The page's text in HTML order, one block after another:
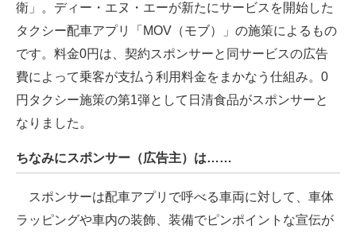
モノづくり技術者専門サイト
エレクトロニクス専門サイト
電子設計の基本と応用
エネルギーの専門メディア
衛」。ディー・エヌ・エーが新たにサービスを開始した
タクシー配車アプリ「MOV（モブ）」の施策によるもの
です。料金0円は、契約スポンサーと同サービスの広告
費によって乗客が支払う利用料金をまかなう仕組み。0
円タクシー施策の第1弾として日清食品がスポンサーと
なりました。
ちなみにスポンサー（広告主）は……
スポンサーは配車アプリで呼べる車両に対して、車体
ラッピングや車内の装飾、装備でピンポイントな宣伝が